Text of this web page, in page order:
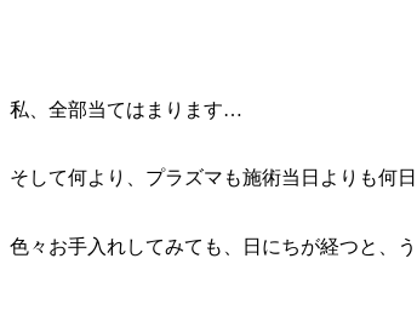
私、全部当てはまります…
そして何より、プラズマも施術当日よりも何
色々お手入れしてみても、日にちが経つと、